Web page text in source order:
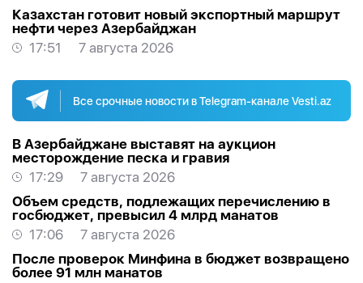
Казахстан готовит новый экспортный маршрут
нефти через Азербайджан
17:51
7 августа 2026
Все срочные новости в Telegram-канале Vesti.az
В Азербайджане выставят на аукцион
месторождение песка и гравия
17:29
7 августа 2026
Объем средств, подлежащих перечислению в
госбюджет, превысил 4 млрд манатов
17:06
7 августа 2026
После проверок Минфина в бюджет возвращено
более 91 млн манатов